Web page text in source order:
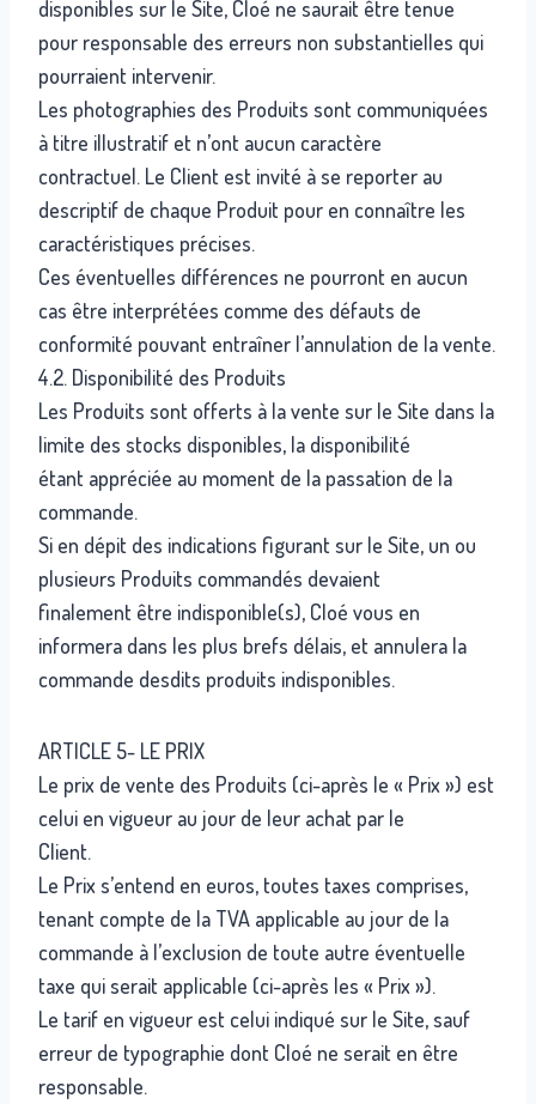
disponibles sur le Site, Cloé ne saurait être tenue
pour responsable des erreurs non substantielles qui
pourraient intervenir.
Les photographies des Produits sont communiquées
à titre illustratif et n’ont aucun caractère
contractuel. Le Client est invité à se reporter au
descriptif de chaque Produit pour en connaître les
caractéristiques précises.
Ces éventuelles différences ne pourront en aucun
cas être interprétées comme des défauts de
conformité pouvant entraîner l’annulation de la vente.
4.2. Disponibilité des Produits
Les Produits sont offerts à la vente sur le Site dans la
limite des stocks disponibles, la disponibilité
étant appréciée au moment de la passation de la
commande.
Si en dépit des indications figurant sur le Site, un ou
plusieurs Produits commandés devaient
finalement être indisponible(s), Cloé vous en
informera dans les plus brefs délais, et annulera la
commande desdits produits indisponibles.
ARTICLE 5- LE PRIX
Le prix de vente des Produits (ci-après le « Prix ») est
celui en vigueur au jour de leur achat par le
Client.
Le Prix s’entend en euros, toutes taxes comprises,
tenant compte de la TVA applicable au jour de la
commande à l’exclusion de toute autre éventuelle
taxe qui serait applicable (ci-après les « Prix »).
Le tarif en vigueur est celui indiqué sur le Site, sauf
erreur de typographie dont Cloé ne serait en être
responsable.